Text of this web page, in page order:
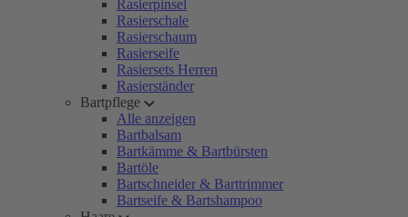
Rasierpinsel
Rasierschale
Rasierschaum
Rasierseife
Rasiersets Herren
Rasierständer
Bartpflege
Alle anzeigen
Bartbalsam
Bartkämme & Bartbürsten
Bartöle
Bartschneider & Barttrimmer
Bartseife & Bartshampoo